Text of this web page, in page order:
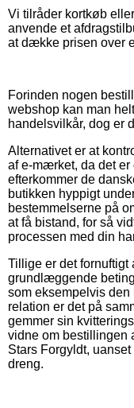
Vi tilråder kortkøb
anvende et
at dække prisen over
Forinden nogen
webshop kan man
handelsvilkår, dog er
Alternativet er at
af e-mærket, da det
efterkommer de
butikken hyppigt
bestemmelserne på
at få bistand, for så
processen med din
Tillige er det fornuftigt
grundlæggende
som eksempelvis den
relation er det på
gemmer sin
vidne om bestillingen
Stars Forgyldt,
dreng.